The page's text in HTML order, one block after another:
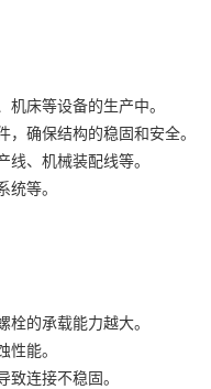
床等设备的生产中。
确保结构的稳固和安全。
、机械装配线等。
等。
的承载能力越大。
能。
连接不稳固。